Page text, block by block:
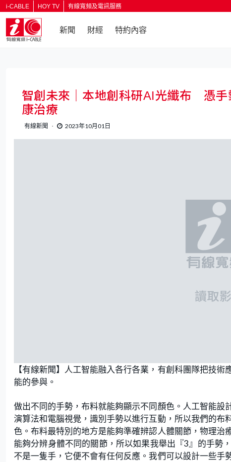
i-CABLE HOY TV 有線寬頻及電訊服務
新聞 財經 特約內容
返回
智創未來｜本地創科研AI光纖布 憑
康治療
有線新聞 2023年10月01日
【有線新聞】人工智能融入各行各業，有創科團隊把技
能的參與。
做出不同的手勢，布料就能夠顯示不同顏色。人工智能
演算法和電腦視覺，識別手勢以進行互動，所以我們的
色。布料最特別的地方是能夠準確辨認人體關節，物理
能夠分辨身體不同的關節，所以如果我舉出『3』的手勢
不是一隻手，它便不會有任何反應。我們可以設計一些